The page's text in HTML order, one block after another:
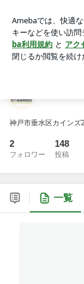
アプリをダウン
ょう。
神戸市垂水区カインズ
2
フォロワー
148
投稿
一覧